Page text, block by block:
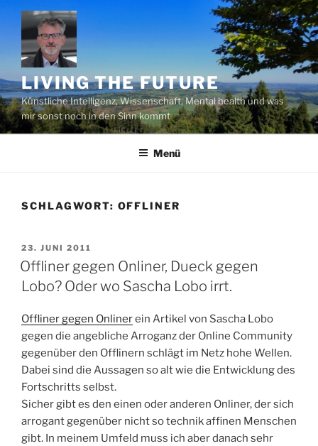
Zum
Inhalt
springen
LIVING THE FUTURE
Künstliche Intelligenz, Wissenschaft, Mental health und was
mir sonst noch in den Sinn kommt
Menü
SCHLAGWORT: OFFLINER
VERÖFFENTLICHT
AM
23. JUNI 2011
Offliner gegen Onliner, Dueck gegen
Lobo? Oder wo Sascha Lobo irrt.
Offliner gegen Onlinerein Artikel von Sascha Lobo
gegen die angebliche Arroganz der Online Community
gegenüber den Offlinern schlägt im Netz hohe Wellen.
Dabei sind die Aussagen so alt wie die Entwicklung des
Fortschritts selbst.
Sicher gibt es den einen oder anderen Onliner, der sich
arrogant gegenüber nicht so technik affinen Menschen
gibt. In meinem Umfeld muss ich aber danach sehr